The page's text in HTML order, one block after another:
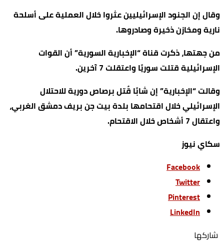
وقال إن الجنود الإسرائيليين عثروا خلال العملية على أسلحة
نارية ومخازن ذخيرة وصادروها.
من جهتها، ذكرت قناة “الإخبارية السورية” أن القوات
الإسرائيلية قتلت سوريًا واعتقلت 7 آخرين.
وقالت “الإخبارية” إن شابًا قُتل برصاص دورية للاحتلال
الإسرائيلي خلال اقتحامها بلدة بيت جن بريف دمشق الغربي،
واعتقال 7 أشخاص خلال الاقتحام.
سكاي نيوز
Facebook
Twitter
Pinterest
LinkedIn
‫‫ شاركها‬